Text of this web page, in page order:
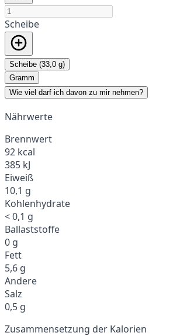
Scheibe
Scheibe (33,0 g)
Gramm
Wie viel darf ich davon zu mir nehmen?
Nährwerte
Brennwert
92 kcal
385 kJ
Eiweiß
10,1 g
Kohlenhydrate
< 0,1 g
Ballaststoffe
0 g
Fett
5,6 g
Andere
Salz
0,5 g
Zusammensetzung der Kalorien